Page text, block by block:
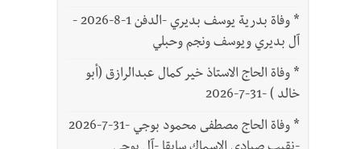
*
وفاة بدرية يوسف بديري -الدفن 1-8-2026 -
آل بديري ويوسف ونجم وحبلي
* وفاة الحاج الاستاذ خير كمال عبدالرازق (أبو
خالد ) -31-7-2026
*
وفاة الحاج مصطفى محمود بوجي -31-7-2026